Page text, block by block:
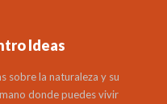
Ideas
sobre la naturaleza y su
donde puedes vivir